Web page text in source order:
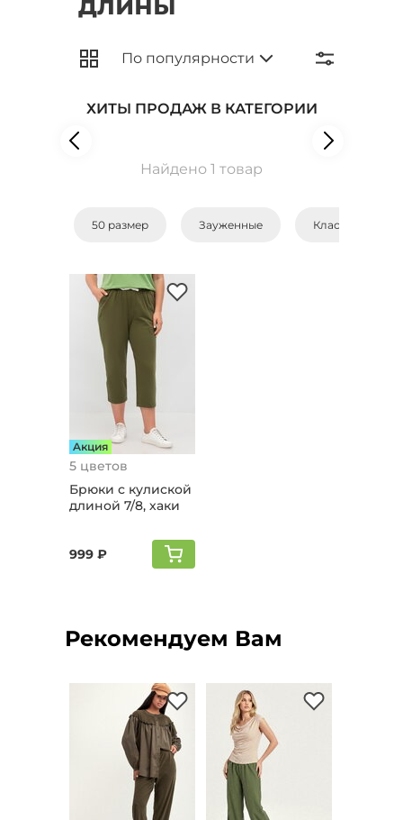
ХИТЫ ПРОДАЖ В КАТЕГОРИИ
Найдено 1 товар
50 размер Зауженные Классические
Aкция
5 цветов
Брюки с кулиской
длиной 7/8, хаки
999 ₽
Рекомендуем Вам